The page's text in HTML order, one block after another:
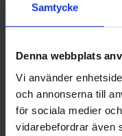
Samtycke
Denna webbplats
Vi använder
och annonserna till
för sociala medier
vidarebefordrar även